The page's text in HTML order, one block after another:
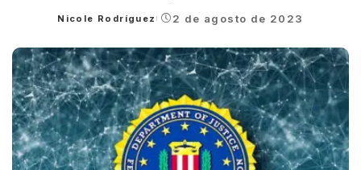
Posted
Nicole Rodríguez 2 de agosto de 2023